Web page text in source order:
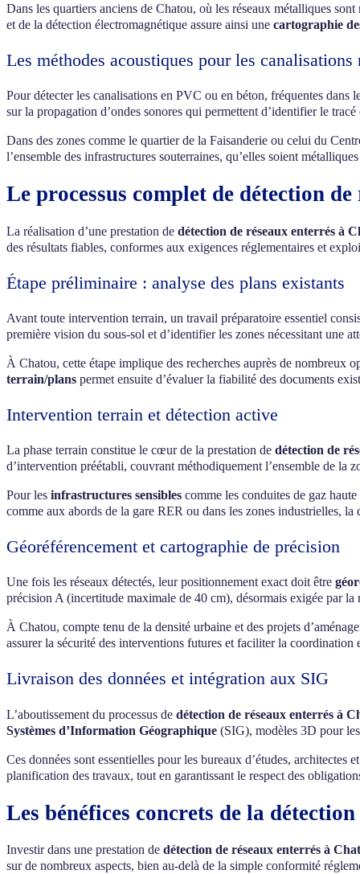
Dans les quartiers anciens de Chatou, où les réseaux métalliques
et de la détection électromagnétique assure ainsi une cartographie
Les méthodes acoustiques pour les
Pour détecter les canalisations en PVC ou en béton, fréquentes dans
sur la propagation d’ondes sonores qui permettent d’identifier le
Dans des zones comme le quartier de la Faisanderie ou celui du
l’ensemble des infrastructures souterraines, qu’elles soient
Le processus complet de détection
La réalisation d’une prestation de détection de réseaux enterrés à
des résultats fiables, conformes aux exigences réglementaires et
Étape préliminaire : analyse des plans existants
Avant toute intervention terrain, un travail préparatoire essentiel
première vision du sous-sol et d’identifier les zones nécessitant une
À Chatou, cette étape implique des recherches auprès de nombreux
terrain/plans permet ensuite d’évaluer la fiabilité des documents
Intervention terrain et détection active
La phase terrain constitue le cœur de la prestation de détection de
d’intervention préétabli, couvrant méthodiquement l’ensemble de la
Pour les infrastructures sensibles comme les conduites de gaz
comme aux abords de la gare RER ou dans les zones industrielles,
Géoréférencement et cartographie de précision
Une fois les réseaux détectés, leur positionnement exact doit être
précision A (incertitude maximale de 40 cm), désormais exigée par la
À Chatou, compte tenu de la densité urbaine et des projets
assurer la sécurité des interventions futures et faciliter la coordination
Livraison des données et intégration aux SIG
L’aboutissement du processus de détection de réseaux enterrés à
Systèmes d’Information Géographique (SIG), modèles 3D pour
Ces données sont essentielles pour les bureaux d’études,
planification des travaux, tout en garantissant le respect des
Les bénéfices concrets de la
Investir dans une prestation de détection de réseaux enterrés à
sur de nombreux aspects, bien au-delà de la simple conformité